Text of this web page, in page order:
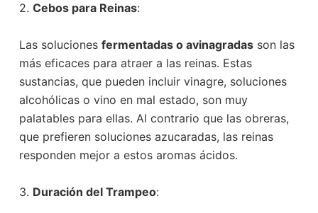
2. Cebos para Reinas:
Las soluciones fermentadas o avinagradasson las
más eficaces para atraer a las reinas. Estas
sustancias, que pueden incluir vinagre, soluciones
alcohólicas o vino en mal estado, son muy
palatables para ellas. Al contrario que las obreras,
que prefieren soluciones azucaradas, las reinas
responden mejor a estos aromas ácidos.
3. Duración del Trampeo: